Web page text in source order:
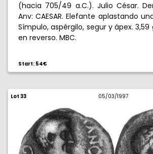
(hacia 705/49 a.C.). Julio César.
Anv: CAESAR. Elefante aplastando
Símpulo, aspérgilo, segur y ápex.
en reverso. MBC.
Start: 54€
Lot 33 05/03/1997